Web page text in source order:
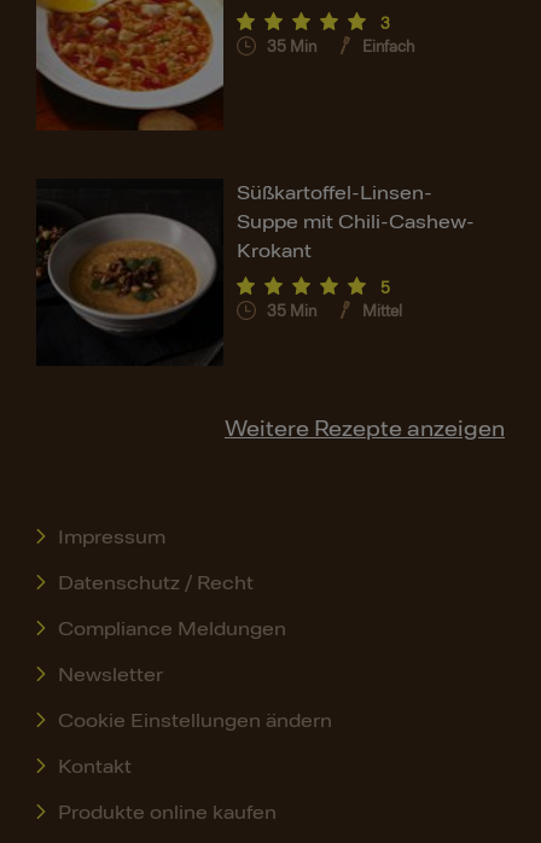
3
35 Min Einfach
Süßkartoffel-Linsen-
Suppe mit Chili-Cashew-
Krokant
5
35 Min Mittel
Weitere Rezepte anzeigen
Impressum
Datenschutz / Recht
Compliance Meldungen
Newsletter
Cookie Einstellungen ändern
Kontakt
Produkte online kaufen